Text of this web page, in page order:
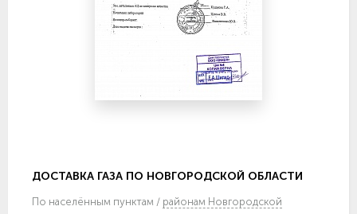
ДОСТАВКА ГАЗА ПО НОВГОРОДСКОЙ ОБЛАСТИ
По населённым пунктам / районам Новгородской